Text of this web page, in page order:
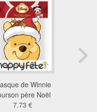
de Winnie
père Noël
7.73 €